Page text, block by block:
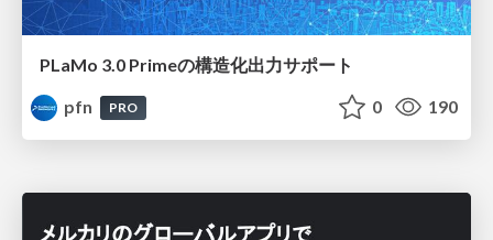
PLaMo 3.0 Primeの構造化出力サポート
pfn
PRO 0 190